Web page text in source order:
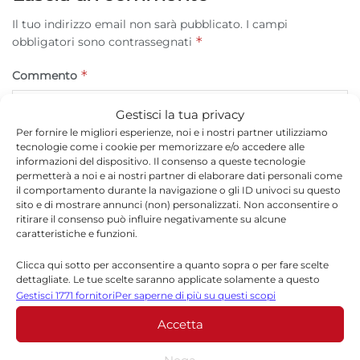
Gestisci la tua privacy
Per fornire le migliori esperienze, noi e i nostri partner utilizziamo
tecnologie come i cookie per memorizzare e/o accedere alle
informazioni del dispositivo. Il consenso a queste tecnologie
permetterà a noi e ai nostri partner di elaborare dati personali come
il comportamento durante la navigazione o gli ID univoci su questo
sito e di mostrare annunci (non) personalizzati. Non acconsentire o
ritirare il consenso può influire negativamente su alcune
caratteristiche e funzioni.
Clicca qui sotto per acconsentire a quanto sopra o per fare scelte
dettagliate. Le tue scelte saranno applicate solamente a questo
sito. È possibile modificare le impostazioni in qualsiasi momento,
compreso il ritiro del consenso, utilizzando i pulsanti della Cookie
Policy o cliccando sul pulsante di gestione del consenso nella parte
inferiore dello schermo.
Gestisci 1771 fornitoriPer saperne di più su questi scopi
Accetta
Il tuo indirizzo email non sarà pubblicato. I campi
obbligatori sono contrassegnati *
Commento *
Nome*
Email*